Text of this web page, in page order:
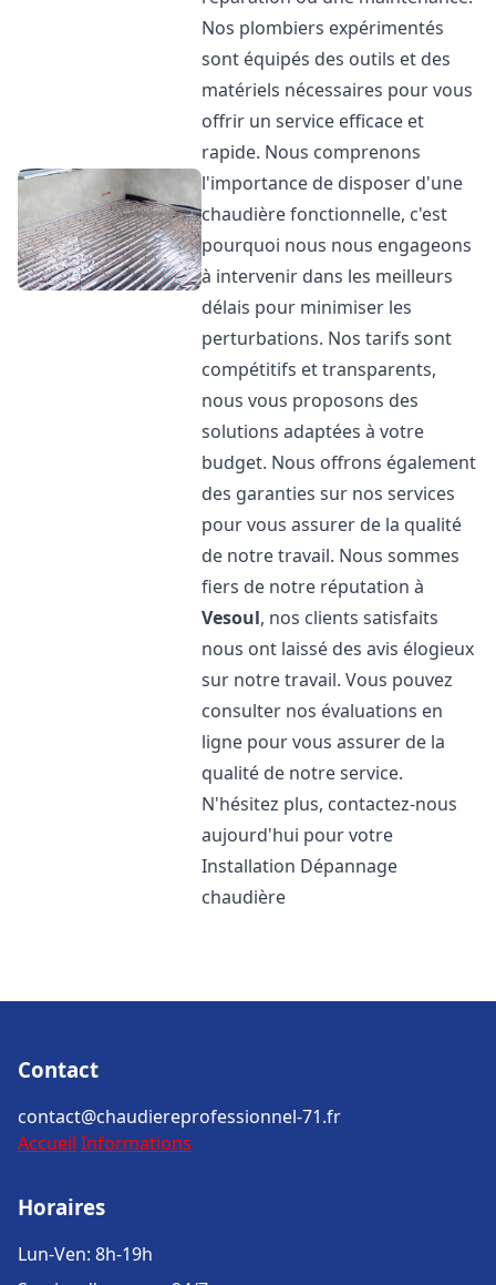
Nos plombiers expérimentés
sont équipés des outils et des
matériels nécessaires pour vous
offrir un service efficace et
rapide. Nous comprenons
l'importance de disposer d'une
chaudière fonctionnelle, c'est
pourquoi nous nous engageons
à intervenir dans les meilleurs
délais pour minimiser les
perturbations. Nos tarifs sont
compétitifs et transparents,
nous vous proposons des
solutions adaptées à votre
budget. Nous offrons également
des garanties sur nos services
pour vous assurer de la qualité
de notre travail. Nous sommes
fiers de notre réputation à
Vesoul, nos clients satisfaits
nous ont laissé des avis élogieux
sur notre travail. Vous pouvez
consulter nos évaluations en
ligne pour vous assurer de la
qualité de notre service.
N'hésitez plus, contactez-nous
aujourd'hui pour votre
Installation Dépannage
chaudière
Contact
contact@chaudiereprofessionnel-71.fr
Accueil Informations
Horaires
Lun-Ven: 8h-19h